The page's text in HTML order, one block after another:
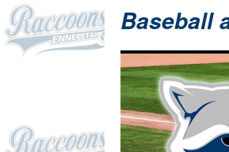
Baseball